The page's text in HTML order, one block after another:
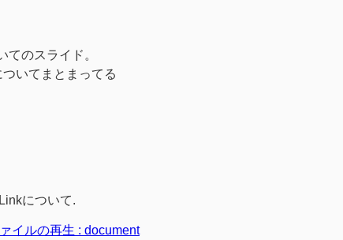
てのスライド。
いてまとまってる
について.
イルの再生 : document